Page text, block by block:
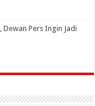
Dewan Pers Ingin Jadi